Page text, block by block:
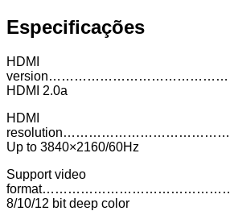
Especificações
HDMI
HDMI 2.0a
HDMI
Up to 3840×2160/60Hz
Support video
8/10/12 bit deep color